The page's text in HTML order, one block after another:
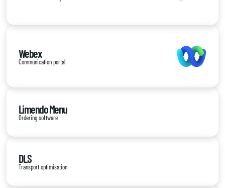
Webex
Communication portal
Limendo Menu
Ordering software
DLS
Transport optimisation